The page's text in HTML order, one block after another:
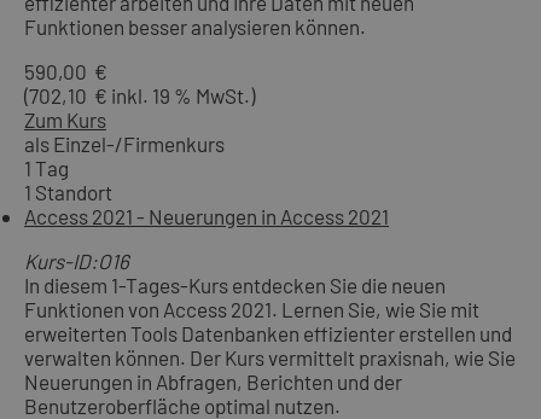
Funktionen besser analysieren können.
590,00 €
(702,10 € inkl. 19 % MwSt.)
Zum Kurs
als Einzel-/Firmenkurs
1 Tag
1 Standort
Access 2021 - Neuerungen in Access 2021
Kurs-ID:O16
In diesem 1-Tages-Kurs entdecken Sie die neuen
Funktionen von Access 2021. Lernen Sie, wie Sie mit
erweiterten Tools Datenbanken effizienter erstellen und
verwalten können. Der Kurs vermittelt praxisnah, wie Sie
Neuerungen in Abfragen, Berichten und der
Benutzeroberfläche optimal nutzen.